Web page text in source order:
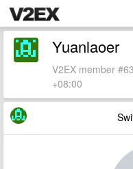
Yuanlaoer
V2EX member
+08:00